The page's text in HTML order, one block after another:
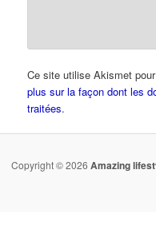
Ce site utilise Akismet
plus sur la façon dont les
traitées.
Copyright © 2026 Amazing